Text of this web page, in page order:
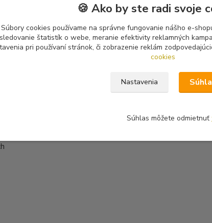
🍪 Ako by ste radi svoje
Súbory cookies používame na správne fungovanie nášho e-
sledovanie štatistík o webe, meranie efektivity reklamných
pri používaní stránok, či zobrazenie reklám
cookies
Nastavenia
Súhlas môžete odmietnuť